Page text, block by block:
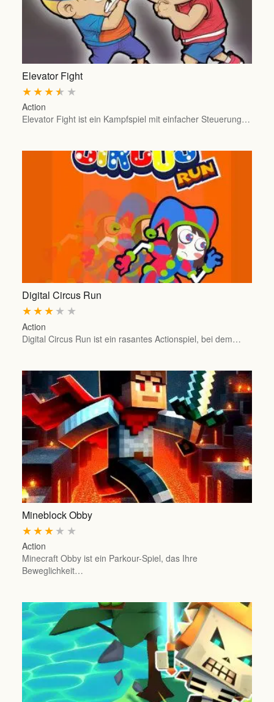
Elevator Fight
★
★
★
★
★
Action
Elevator Fight ist ein Kampfspiel mit einfacher Steuerung…
Digital Circus Run
★
★
★
★
★
Action
Digital Circus Run ist ein rasantes Actionspiel, bei dem…
Mineblock Obby
★
★
★
★
★
Action
Minecraft Obby ist ein Parkour-Spiel, das Ihre
Beweglichkeit…